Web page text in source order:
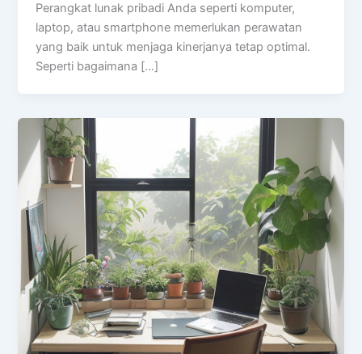
Perangkat lunak pribadi Anda seperti komputer,
laptop, atau smartphone memerlukan perawatan
yang baik untuk menjaga kinerjanya tetap optimal.
Seperti bagaimana […]